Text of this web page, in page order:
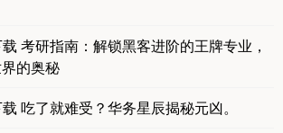
考研指南：解锁黑客进阶的王牌专业，
的奥秘
吃了就难受？华务星辰揭秘元凶。